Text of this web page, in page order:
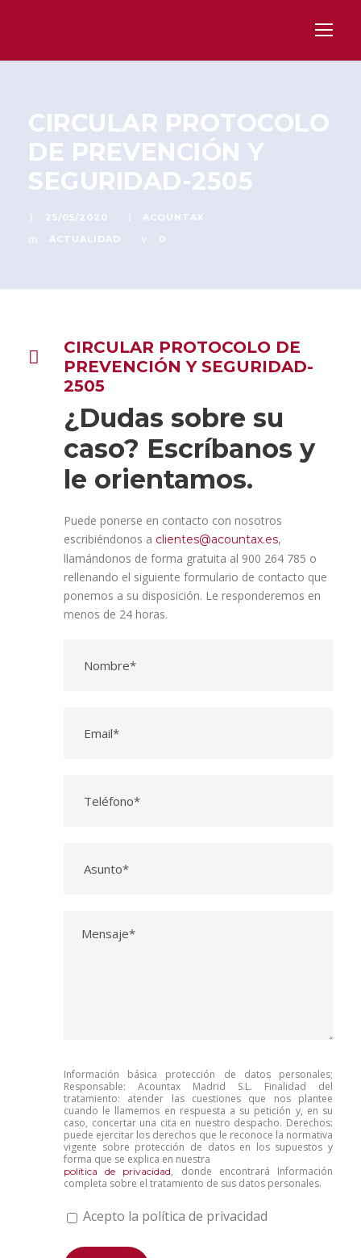
CIRCULAR PROTOCOLO
DE PREVENCIÓN Y
SEGURIDAD-2505
25/05/2020
ACOUNTAX
ACTUALIDAD
0
CIRCULAR PROTOCOLO DE
PREVENCIÓN Y SEGURIDAD-
2505
¿Dudas sobre su
caso? Escríbanos y
le orientamos.
Puede ponerse en contacto con nosotros
escribiéndonos a clientes@acountax.es,
llamándonos de forma gratuita al 900 264 785 o
rellenando el siguiente formulario de contacto que
ponemos a su disposición. Le responderemos en
menos de 24 horas.
Información básica protección de datos personales;
Responsable: Acountax Madrid S.L. Finalidad del
tratamiento: atender las cuestiones que nos plantee
cuando le llamemos en respuesta a su petición y, en su
caso, concertar una cita en nuestro despacho. Derechos:
puede ejercitar los derechos que le reconoce la normativa
vigente sobre protección de datos en los supuestos y
forma que se explica en nuestra
política de privacidad, donde encontrará Información
completa sobre el tratamiento de sus datos personales.
Acepto la política de privacidad